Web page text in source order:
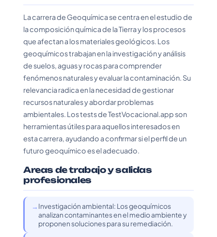
La carrera de Geoquímica se centra en el estudio de
la composición química de la Tierra y los procesos
que afectan a los materiales geológicos. Los
geoquímicos trabajan en la investigación y análisis
de suelos, aguas y rocas para comprender
fenómenos naturales y evaluar la contaminación. Su
relevancia radica en la necesidad de gestionar
recursos naturales y abordar problemas
ambientales. Los tests de TestVocacional.app son
herramientas útiles para aquellos interesados en
esta carrera, ayudando a confirmar si el perfil de un
futuro geoquímico es el adecuado.
Areas de trabajo y salidas
profesionales
Investigación ambiental: Los geoquímicos
analizan contaminantes en el medio ambiente y
proponen soluciones para su remediación.